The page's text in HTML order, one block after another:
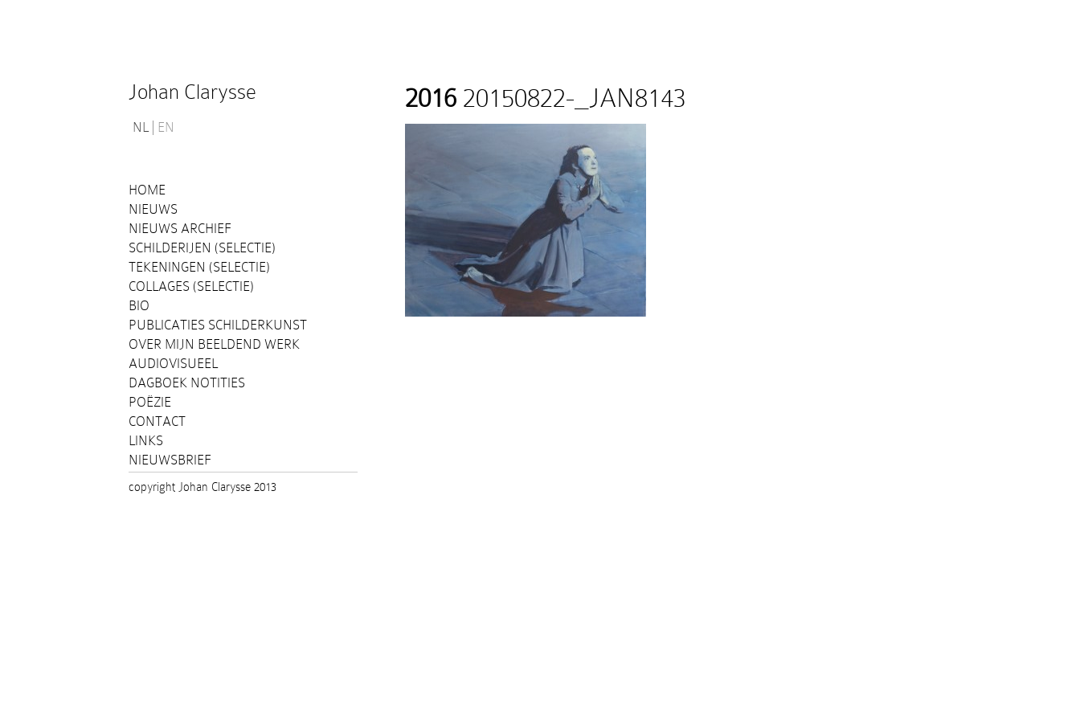
Johan Clarysse
NL EN
HOME
NIEUWS
NIEUWS ARCHIEF
SCHILDERIJEN (SELECTIE)
TEKENINGEN (SELECTIE)
COLLAGES (SELECTIE)
BIO
PUBLICATIES SCHILDERKUNST
OVER MIJN BEELDEND WERK
AUDIOVISUEEL
DAGBOEK NOTITIES
POËZIE
CONTACT
LINKS
NIEUWSBRIEF
2016 20150822-_JAN8143
copyright Johan Clarysse 2013